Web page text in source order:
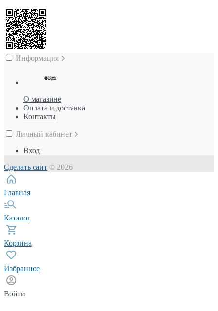
Информация
О магазине
Оплата и доставка
Контакты
Личный кабинет
Вход
Сделать сайт © 2026
Главная
Каталог
Корзина
Избранное
Войти